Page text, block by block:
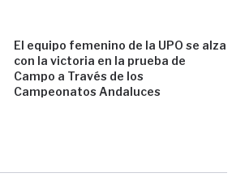
El equipo femenino de la UPO se alza
con la victoria en la prueba de
Campo a Través de los
Campeonatos Andaluces